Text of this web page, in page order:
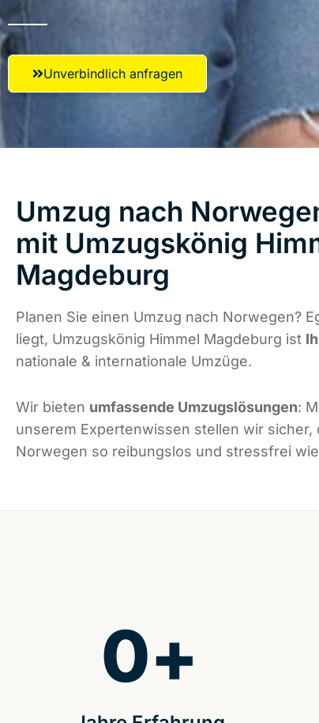
Unverbindlich anfragen
Umzug nach
mit Umzugskönig
Magdeburg
Planen Sie einen Umzug nach Norwegen?
liegt, Umzugskönig Himmel Magdeburg ist
nationale & internationale Umzüge.
Wir bieten umfassende Umzugslösungen:
unserem Expertenwissen stellen wir sicher,
Norwegen so reibungslos und stressfrei
0+